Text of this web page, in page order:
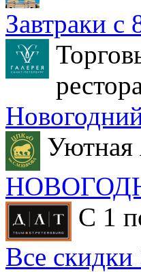
Завтраки с
Уютная
С 1
Все скидки